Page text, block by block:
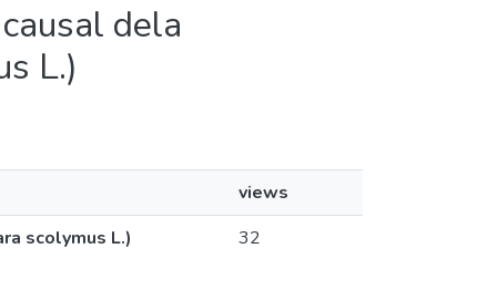
dela
L.)
views
scolymus L.)
32